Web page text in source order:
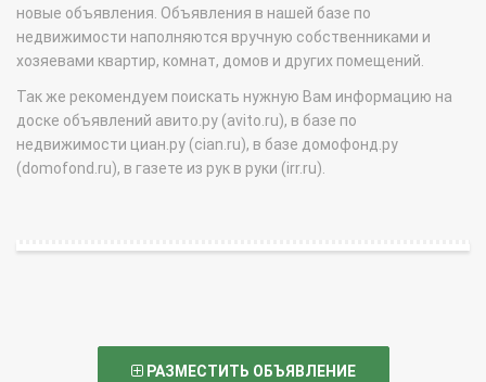
новые объявления. Объявления в нашей базе по
недвижимости наполняются вручную собственниками и
хозяевами квартир, комнат, домов и других помещений.
Так же рекомендуем поискать нужную Вам информацию на
доске объявлений авито.ру (avito.ru), в базе по
недвижимости циан.ру (cian.ru), в базе домофонд.ру
(domofond.ru), в газете из рук в руки (irr.ru).
РАЗМЕСТИТЬ ОБЪЯВЛЕНИЕ